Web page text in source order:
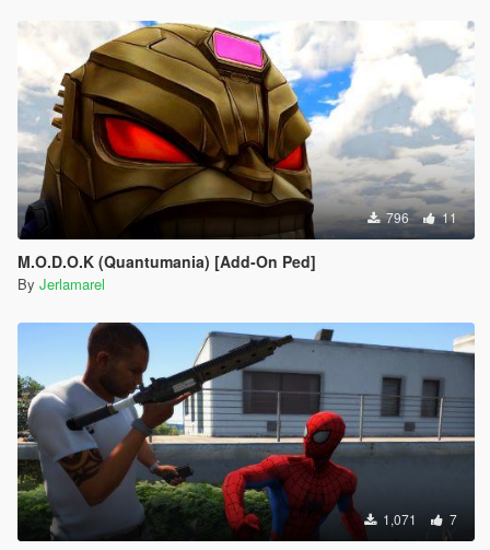
796 11
M.O.D.O.K (Quantumania) [Add-On Ped]
By Jerlamarel
1,071 7